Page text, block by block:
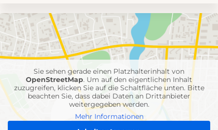
Umgebungskarte
mit
Feuerwehr-
Einheiten
Sie sehen gerade einen Platzhalterinhalt von
OpenStreetMap. Um auf den eigentlichen Inhalt
zuzugreifen, klicken Sie auf die Schaltfläche unten. Bitte
beachten Sie, dass dabei Daten an Drittanbieter
weitergegeben werden.
Mehr Informationen